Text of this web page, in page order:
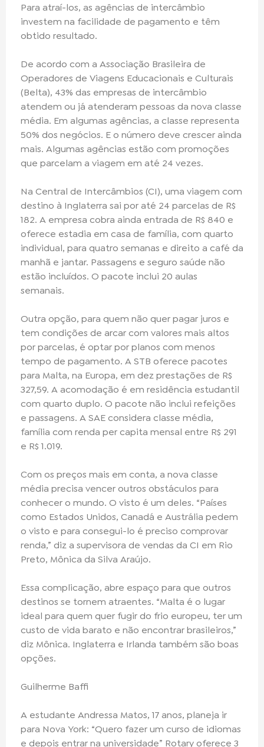
Para atraí-los, as agências de intercâmbio
investem na facilidade de pagamento e têm
obtido resultado.
De acordo com a Associação Brasileira de
Operadores de Viagens Educacionais e Culturais
(Belta), 43% das empresas de intercâmbio
atendem ou já atenderam pessoas da nova classe
média. Em algumas agências, a classe representa
50% dos negócios. E o número deve crescer ainda
mais. Algumas agências estão com promoções
que parcelam a viagem em até 24 vezes.
Na Central de Intercâmbios (CI), uma viagem com
destino à Inglaterra sai por até 24 parcelas de R$
182. A empresa cobra ainda entrada de R$ 840 e
oferece estadia em casa de família, com quarto
individual, para quatro semanas e direito a café da
manhã e jantar. Passagens e seguro saúde não
estão incluídos. O pacote inclui 20 aulas
semanais.
Outra opção, para quem não quer pagar juros e
tem condições de arcar com valores mais altos
por parcelas, é optar por planos com menos
tempo de pagamento. A STB oferece pacotes
para Malta, na Europa, em dez prestações de R$
327,59. A acomodação é em residência estudantil
com quarto duplo. O pacote não inclui refeições
e passagens. A SAE considera classe média,
família com renda per capita mensal entre R$ 291
e R$ 1.019.
Com os preços mais em conta, a nova classe
média precisa vencer outros obstáculos para
conhecer o mundo. O visto é um deles. “Países
como Estados Unidos, Canadá e Austrália pedem
o visto e para consegui-lo é preciso comprovar
renda,” diz a supervisora de vendas da CI em Rio
Preto, Mônica da Silva Araújo.
Essa complicação, abre espaço para que outros
destinos se tornem atraentes. “Malta é o lugar
ideal para quem quer fugir do frio europeu, ter um
custo de vida barato e não encontrar brasileiros,”
diz Mônica. Inglaterra e Irlanda também são boas
opções.
Guilherme Baffi
A estudante Andressa Matos, 17 anos, planeja ir
para Nova York: “Quero fazer um curso de idiomas
e depois entrar na universidade” Rotary oferece 3